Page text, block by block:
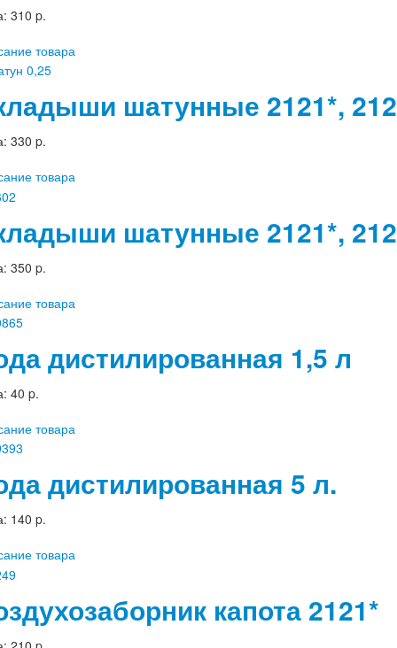
310 p.
товара
шатунные 2121*,
330 p.
товара
шатунные 2121*,
350 p.
товара
дистилированная 1,5 л
40 p.
товара
дистилированная 5 л.
140 p.
товара
капота 2121*